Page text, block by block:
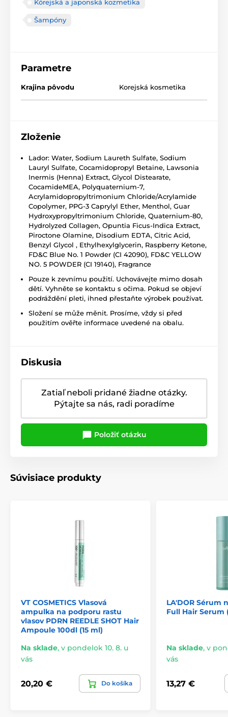
Kórejská a japonská kozmetika
Šampóny
Parametre
Krajina pôvodu Korejská kosmetika
Zloženie
Lador: Water, Sodium Laureth Sulfate, Sodium
Lauryl Sulfate, Cocamidopropyl Betaine, Lawsonia
Inermis (Henna) Extract, Glycol Distearate,
CocamideMEA, Polyquaternium-7,
Acrylamidopropyltrimonium Chloride/Acrylamide
Copolymer, PPG-3 Caprylyl Ether, Menthol, Guar
Hydroxypropyltrimonium Chloride, Quaternium-80,
Hydrolyzed Collagen, Opuntia Ficus-Indica Extract,
Piroctone Olamine, Disodium EDTA, Citric Acid,
Benzyl Glycol , Ethylhexylglycerin, Raspberry Ketone,
FD&C Blue No. 1 Powder (CI 42090), FD&C YELLOW
NO. 5 POWDER (CI 19140), Fragrance
Pouze k zevnímu použití. Uchovávejte mimo dosah
dětí. Vyhněte se kontaktu s očima. Pokud se objeví
podráždění pleti, ihned přestaňte výrobek používat.
Složení se může měnit. Prosíme, vždy si před
použitím ověřte informace uvedené na obalu.
Diskusia
Zatiaľ neboli pridané žiadne otázky.
Pýtajte sa nás, radi poradíme
Položiť otázku
Súvisiace produkty
VT COSMETICS Vlasová
ampulka na podporu rastu
vlasov PDRN REEDLE SHOT Hair
Ampoule 100dl (15 ml)
Na sklade, v pondelok 10. 8. u
vás
20,20 € Do košíka
LA'DOR Sérum
Full Hair Serum
Na sklade, v
vás
13,27 €